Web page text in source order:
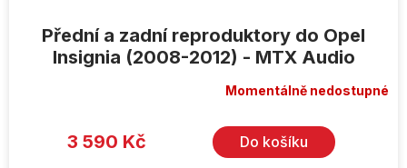
Přední a zadní reproduktory do Opel
Insignia (2008-2012) - MTX Audio
Momentálně nedostupné
3 590 Kč Do košíku